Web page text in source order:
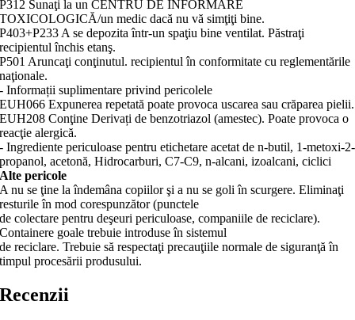
P312 Sunaţi la un CENTRU DE INFORMARE
TOXICOLOGICĂ/un medic dacă nu vă simţiţi bine.
P403+P233 A se depozita într-un spaţiu bine ventilat. Păstraţi
recipientul închis etanş.
P501 Aruncaţi conţinutul. recipientul în conformitate cu reglementările
naţionale.
- Informații suplimentare privind pericolele
EUH066 Expunerea repetată poate provoca uscarea sau crăparea pielii.
EUH208 Conţine Derivați de benzotriazol (amestec). Poate provoca o
reacţie alergică.
- Ingrediente periculoase pentru etichetare acetat de n-butil, 1-metoxi-2-
propanol, acetonă, Hidrocarburi, C7-C9, n-alcani, izoalcani, ciclici
Alte pericole
A nu se ţine la îndemâna copiilor şi a nu se goli în scurgere. Eliminaţi
resturile în mod corespunzător (punctele
de colectare pentru deşeuri periculoase, companiile de reciclare).
Containere goale trebuie introduse în sistemul
de reciclare. Trebuie să respectaţi precauţiile normale de siguranţă în
timpul procesării produsului.
Recenzii